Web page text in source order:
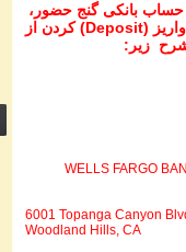
حساب بانکی گنج حضور،
از تمام نقاط دنیا غیر از ایران، یا واریز (Deposit) کردن از
شرح زیر:
WELLS FARGO
6001 Topanga Canyon
Woodland Hills, CA